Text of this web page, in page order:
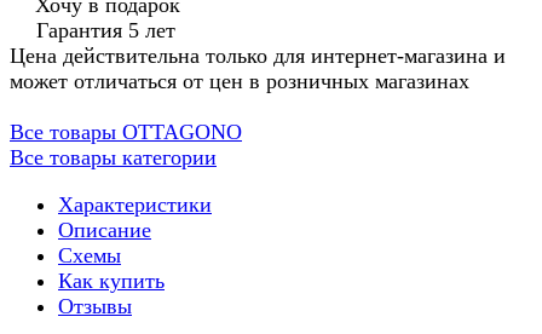
Хочу в подарок
Гарантия 5 лет
Цена действительна только для интернет-магазина и
может отличаться от цен в розничных магазинах
Все товары OTTAGONO
Все товары категории
Характеристики
Описание
Схемы
Как купить
Отзывы